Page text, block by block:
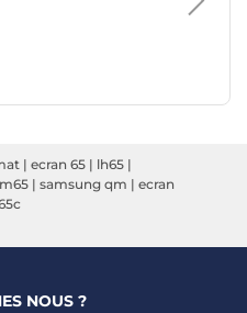
| ecran 65 | lh65 |
| samsung qm | ecran
NOUS ?